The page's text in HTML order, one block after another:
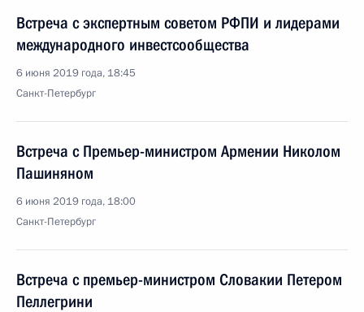
Встреча с экспертным советом РФПИ и лидерами
международного инвестсообщества
6 июня 2019 года, 18:45
Санкт-Петербург
Встреча с Премьер-министром Армении Николом
Пашиняном
6 июня 2019 года, 18:00
Санкт-Петербург
Встреча с премьер-министром Словакии Петером
Пеллегрини